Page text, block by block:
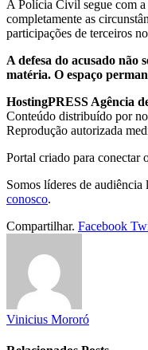
A Polícia Civil segue com a
completamente as
participações de terceiros
A defesa do acusado não
matéria. O espaço
HostingPRESS Agência
Conteúdo distribuído por
Reprodução autorizada
Portal criado para conectar
Somos líderes de audiência
conosco.
Compartilhar. Facebook
Vinicius Mororó